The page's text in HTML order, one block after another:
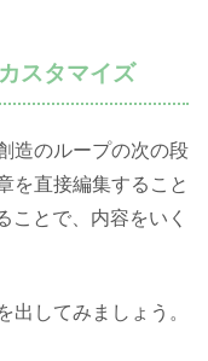
スタマイズ
造のループの次の段
を直接編集すること
ことで、内容をいく
出してみましょう。